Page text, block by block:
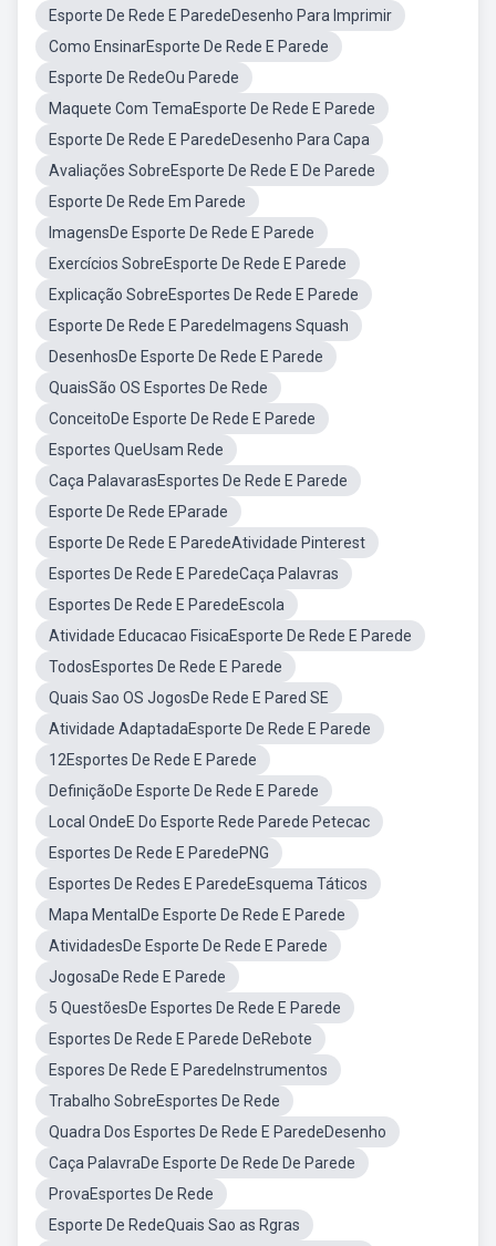
Esporte De Rede E ParedeDesenho Para Imprimir
Como EnsinarEsporte De Rede E Parede
Esporte De RedeOu Parede
Maquete Com TemaEsporte De Rede E Parede
Esporte De Rede E ParedeDesenho Para Capa
Avaliações SobreEsporte De Rede E De Parede
Esporte De Rede Em Parede
ImagensDe Esporte De Rede E Parede
Exercícios SobreEsporte De Rede E Parede
Explicação SobreEsportes De Rede E Parede
Esporte De Rede E ParedeImagens Squash
DesenhosDe Esporte De Rede E Parede
QuaisSão OS Esportes De Rede
ConceitoDe Esporte De Rede E Parede
Esportes QueUsam Rede
Caça PalavarasEsportes De Rede E Parede
Esporte De Rede EParade
Esporte De Rede E ParedeAtividade Pinterest
Esportes De Rede E ParedeCaça Palavras
Esportes De Rede E ParedeEscola
Atividade Educacao FisicaEsporte De Rede E Parede
TodosEsportes De Rede E Parede
Quais Sao OS JogosDe Rede E Pared SE
Atividade AdaptadaEsporte De Rede E Parede
12Esportes De Rede E Parede
DefiniçãoDe Esporte De Rede E Parede
Local OndeE Do Esporte Rede Parede Petecac
Esportes De Rede E ParedePNG
Esportes De Redes E ParedeEsquema Táticos
Mapa MentalDe Esporte De Rede E Parede
AtividadesDe Esporte De Rede E Parede
JogosaDe Rede E Parede
5 QuestõesDe Esportes De Rede E Parede
Esportes De Rede E Parede DeRebote
Espores De Rede E ParedeInstrumentos
Trabalho SobreEsportes De Rede
Quadra Dos Esportes De Rede E ParedeDesenho
Caça PalavraDe Esporte De Rede De Parede
ProvaEsportes De Rede
Esporte De RedeQuais Sao as Rgras